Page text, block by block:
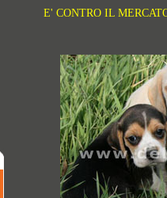
E' CONTRO IL